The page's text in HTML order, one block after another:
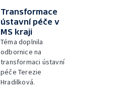
Transformace
ústavní péče v
MS kraji
Téma doplnila
odbornice na
transformaci ústavní
péče Terezie
Hradilková.